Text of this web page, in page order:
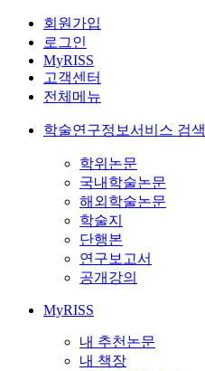
회원가입
로그인
MyRISS
고객센터
전체메뉴
학술연구정보서비스 검색
학위논문
국내학술논문
해외학술논문
학술지
단행본
연구보고서
공개강의
MyRISS
내 추천논문
내 책장